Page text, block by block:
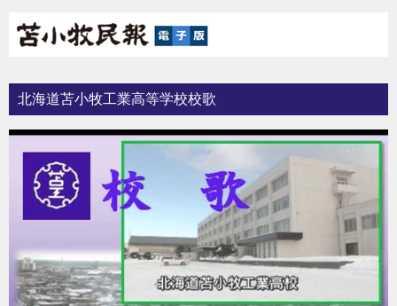
北海道苫小牧工業高等学校校歌